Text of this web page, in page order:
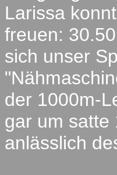
Larissa
freuen:
sich unser
der 1000m-
gar um satte
anlässlich